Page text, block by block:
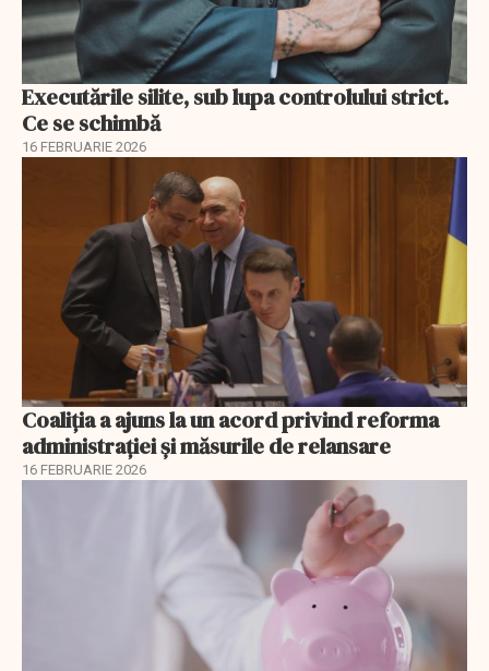
Executările silite, sub lupa controlului strict.
Ce se schimbă
16 FEBRUARIE 2026
Coaliția a ajuns la un acord privind reforma
administrației și măsurile de relansare
16 FEBRUARIE 2026